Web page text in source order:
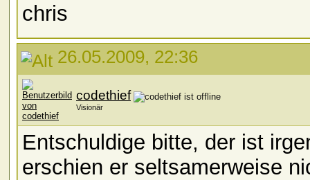
chris
26.05.2009, 22:36
codethief
Visionär
Entschuldige bitte, der ist
erschien er seltsamerweise